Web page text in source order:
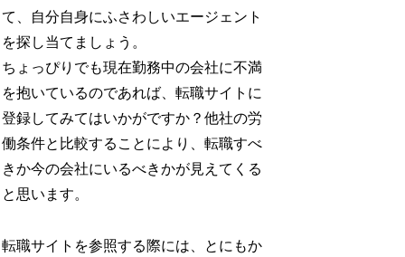
て、自分自身にふさわしいエージェント
を探し当てましょう。
ちょっぴりでも現在勤務中の会社に不満
を抱いているのであれば、転職サイトに
登録してみてはいかがですか？他社の労
働条件と比較することにより、転職すべ
きか今の会社にいるべきかが見えてくる
と思います。
転職サイトを参照する際には、とにもか